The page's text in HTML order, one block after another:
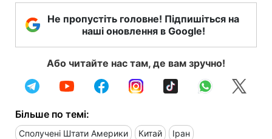
Не пропустіть головне! Підпишіться на
наші оновлення в Google!
Або читайте нас там, де вам зручно!
Більше по темі:
Сполучені Штати Америки Китай Іран